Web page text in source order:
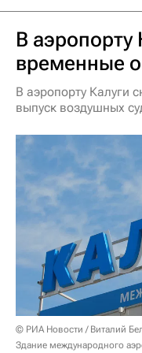
В аэропорту
временные
В аэропорту Калуги
выпуск воздушных
© РИА Новости / Виталий
Здание международного